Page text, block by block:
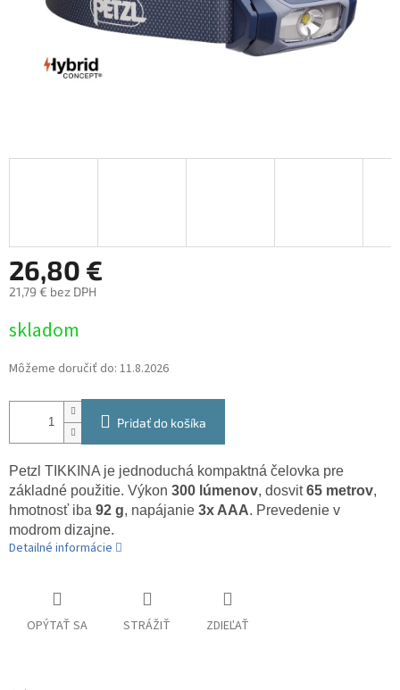
26,80 €
21,79 € bez DPH
cena:
skladom
Môžeme doručiť do: 11.8.2026
Pridať do košíka
Petzl TIKKINA je jednoduchá kompaktná čelovka pre
základné použitie. Výkon 300 lúmenov, dosvit65 metrov,
hmotnosť iba 92 g, napájanie 3x AAA. Prevedenie v
modrom dizajne.
Detailné informácie
OPÝTAŤ SA STRÁŽIŤ ZDIEĽAŤ